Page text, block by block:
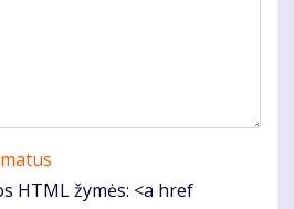
HTML žymės: <a href